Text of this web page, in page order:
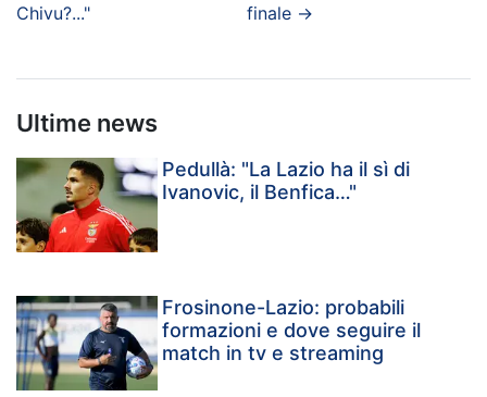
Chivu?..."
finale →
Ultime news
Pedullà: "La Lazio ha il sì di
Ivanovic, il Benfica…"
Frosinone-Lazio: probabili
formazioni e dove seguire il
match in tv e streaming